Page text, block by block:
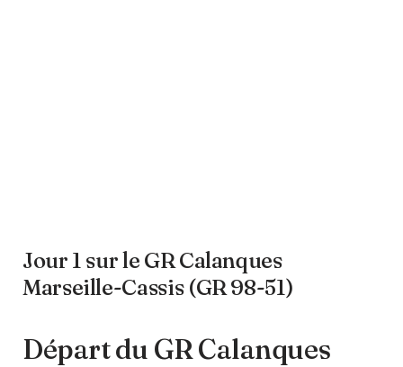
Jour 1 sur le GR Calanques
Marseille-Cassis (GR 98-51)
Départ du GR Calanques